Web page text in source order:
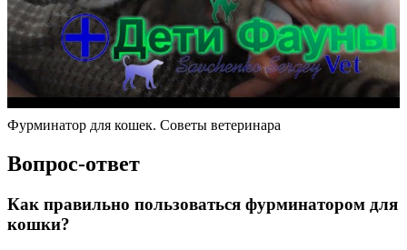
Фурминатор для кошек. Советы ветеринара
Вопрос-ответ
Как правильно пользоваться фурминатором для
кошки?